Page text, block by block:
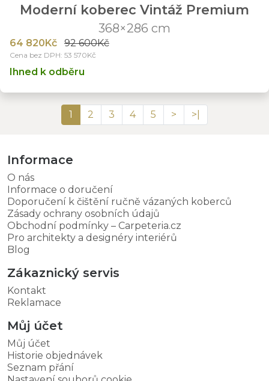
Moderní koberec Vintáž Premium
368×286 cm
64 820Kč 92 600Kč
Cena bez DPH: 53 570Kč
Ihned k odběru
1 2 3 4 5 > >|
Informace
O nás
Informace o doručení
Doporučení k čištění ručně vázaných koberců
Zásady ochrany osobních údajů
Obchodní podmínky – Carpeteria.cz
Pro architekty a designéry interiérů
Blog
Zákaznický servis
Kontakt
Reklamace
Můj účet
Můj účet
Historie objednávek
Seznam přání